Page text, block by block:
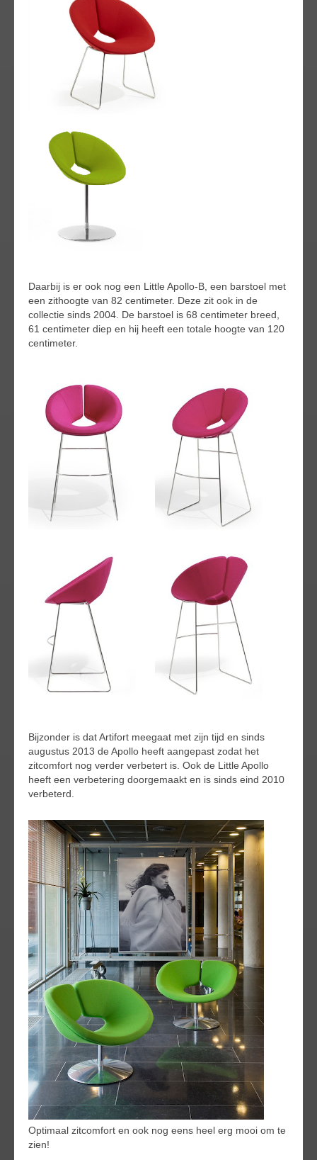
Daarbij is er ook nog een Little Apollo-B, een barstoel met
een zithoogte van 82 centimeter. Deze zit ook in de
collectie sinds 2004. De barstoel is 68 centimeter breed,
61 centimeter diep en hij heeft een totale hoogte van 120
centimeter.
Bijzonder is dat Artifort meegaat met zijn tijd en sinds
augustus 2013 de Apollo heeft aangepast zodat het
zitcomfort nog verder verbetert is. Ook de Little Apollo
heeft een verbetering doorgemaakt en is sinds eind 2010
verbeterd.
Optimaal zitcomfort en ook nog eens heel erg mooi om te
zien!